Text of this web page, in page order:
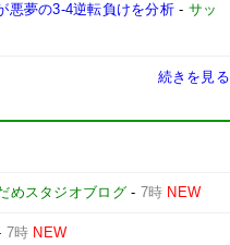
悪夢の3-4逆転負けを分析 - サッ
続きを見る
めスタジオブログ- 7時 NEW
7時 NEW